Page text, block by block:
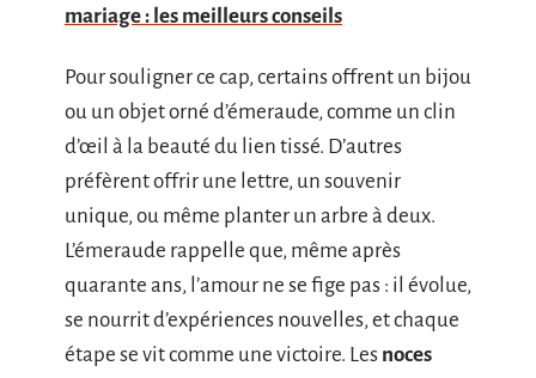
mariage : les meilleurs conseils
Pour souligner ce cap, certains offrent un bijou
ou un objet orné d’émeraude, comme un clin
d’œil à la beauté du lien tissé. D’autres
préfèrent offrir une lettre, un souvenir
unique, ou même planter un arbre à deux.
L’émeraude rappelle que, même après
quarante ans, l’amour ne se fige pas : il évolue,
se nourrit d’expériences nouvelles, et chaque
étape se vit comme une victoire. Les noces